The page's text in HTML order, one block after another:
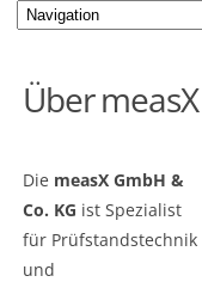
Über measX
Die measX GmbH &
Co. KG ist Spezialist
für Prüfstandstechnik
und